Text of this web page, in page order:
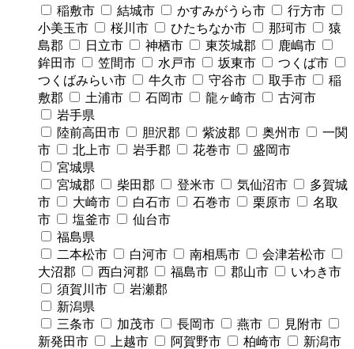
稲敷市 結城市 かすみがうら市
行方市
小美玉市
桜川市 ひたちなか市 那珂市
猿
島郡
日立市 神栖市 東茨城郡
鹿嶋市
鉾田市
笠間市 水戸市 坂東市
つくば市
つくばみらい市
牛久市 守谷市 取手市
稲
敷郡
土浦市 石岡市 龍ヶ崎市
古河市
岩手県
陸前高田市
胆沢郡 紫波郡 奥州市
一関
市
北上市 岩手郡 花巻市
盛岡市
宮城県
宮城郡
柴田郡 登米市 気仙沼市
多賀城
市
大崎市 白石市 石巻市 栗原市
名取
市
塩釜市
仙台市
福島県
二本松市
白河市 南相馬市
会津若松市
大沼郡
西白河郡 福島市 郡山市
いわき市
須賀川市
岩瀬郡
新潟県
三条市
加茂市 長岡市 燕市
見附市
新発田市
上越市 阿賀野市 柏崎市
新潟市